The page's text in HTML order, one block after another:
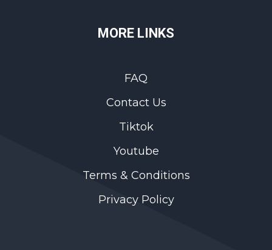
MORE LINKS
FAQ
Contact Us
Tiktok
Youtube
Terms & Conditions
Privacy Policy